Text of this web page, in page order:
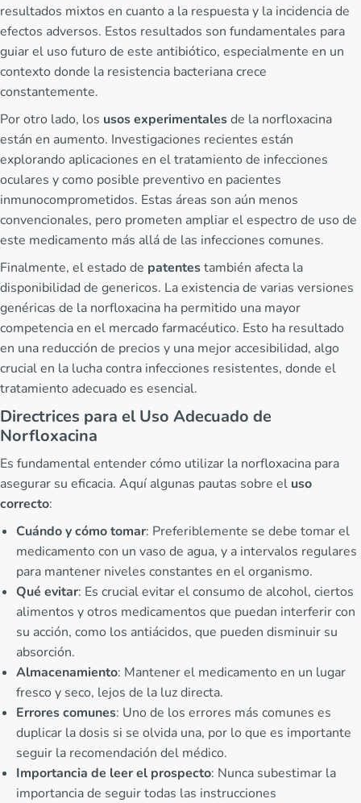
resultados mixtos en cuanto a la respuesta y la incidencia de
efectos adversos. Estos resultados son fundamentales para
guiar el uso futuro de este antibiótico, especialmente en un
contexto donde la resistencia bacteriana crece
constantemente.
Por otro lado, los usos experimentalesde la norfloxacina
están en aumento. Investigaciones recientes están
explorando aplicaciones en el tratamiento de infecciones
oculares y como posible preventivo en pacientes
inmunocomprometidos. Estas áreas son aún menos
convencionales, pero prometen ampliar el espectro de uso de
este medicamento más allá de las infecciones comunes.
Finalmente, el estado de patentestambién afecta la
disponibilidad de genericos. La existencia de varias versiones
genéricas de la norfloxacina ha permitido una mayor
competencia en el mercado farmacéutico. Esto ha resultado
en una reducción de precios y una mejor accesibilidad, algo
crucial en la lucha contra infecciones resistentes, donde el
tratamiento adecuado es esencial.
Directrices para el Uso Adecuado de
Norfloxacina
Es fundamental entender cómo utilizar la norfloxacina para
asegurar su eficacia. Aquí algunas pautas sobre el uso
correcto:
Cuándo y cómo tomar: Preferiblemente se debe tomar el
medicamento con un vaso de agua, y a intervalos regulares
para mantener niveles constantes en el organismo.
Qué evitar: Es crucial evitar el consumo de alcohol, ciertos
alimentos y otros medicamentos que puedan interferir con
su acción, como los antiácidos, que pueden disminuir su
absorción.
Almacenamiento: Mantener el medicamento en un lugar
fresco y seco, lejos de la luz directa.
Errores comunes: Uno de los errores más comunes es
duplicar la dosis si se olvida una, por lo que es importante
seguir la recomendación del médico.
Importancia de leer el prospecto: Nunca subestimar la
importancia de seguir todas las instrucciones